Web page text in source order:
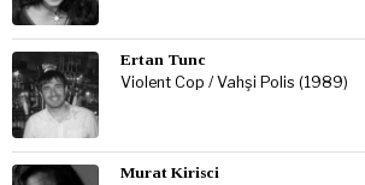
Ertan Tunc
Violent Cop / Vahşi Polis (1989)
Murat Kirisci